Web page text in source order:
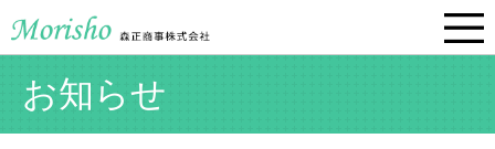
お知らせ